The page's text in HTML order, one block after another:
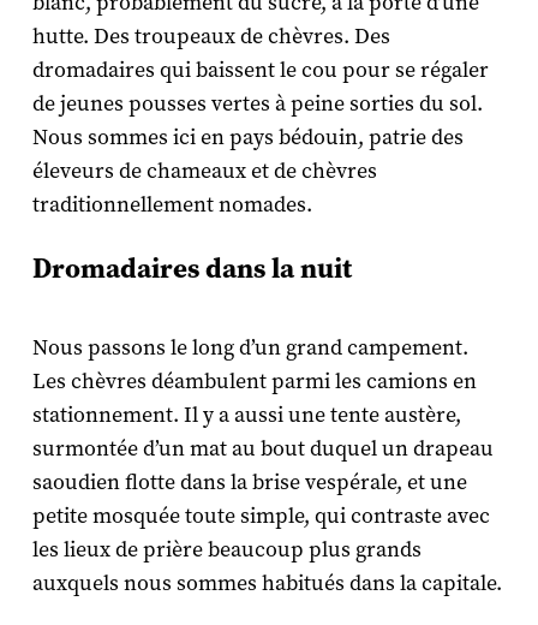
hutte. Des troupeaux de chèvres. Des
dromadaires qui baissent le cou pour se régaler
de jeunes pousses vertes à peine sorties du sol.
Nous sommes ici en pays bédouin, patrie des
éleveurs de chameaux et de chèvres
traditionnellement nomades.
Dromadaires dans la nuit
Nous passons le long d’un grand campement.
Les chèvres déambulent parmi les camions en
stationnement. Il y a aussi une tente austère,
surmontée d’un mat au bout duquel un drapeau
saoudien flotte dans la brise vespérale, et une
petite mosquée toute simple, qui contraste avec
les lieux de prière beaucoup plus grands
auxquels nous sommes habitués dans la capitale.